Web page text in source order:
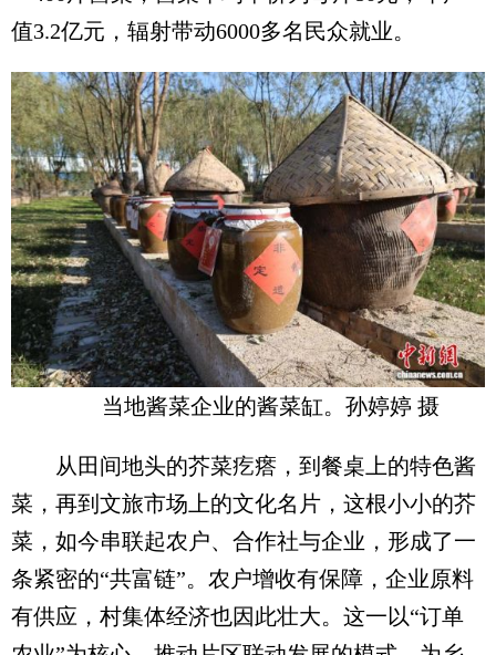
值3.2亿元，辐射带动6000多名民众就业。
当地酱菜企业的酱菜缸。孙婷婷 摄
从田间地头的芥菜疙瘩，到餐桌上的特色酱
菜，再到文旅市场上的文化名片，这根小小的芥
菜，如今串联起农户、合作社与企业，形成了一
条紧密的“共富链”。农户增收有保障，企业原料
有供应，村集体经济也因此壮大。这一以“订单